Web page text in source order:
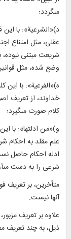
مى‏گردد؛
د)«الشرعية»: با
عقلى، مثل امتناع
شريعت مبتنى
وضع شده، مثل
ه)«الفرعية»: با
خداوند، از تعريف
كلام صورت مى‏گيرد؛
و)«من ادلتها»: با
علم مقلد به احكام
ادله احكام حاصل
شرعى را به دست
متأخرين، بر تعريف
آنها نیست.
علاوه بر تعريف
ذيل، به چند تعريف